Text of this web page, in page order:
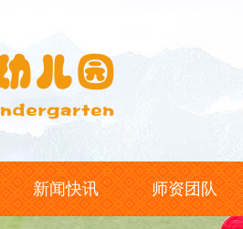
新闻快讯 师资团队